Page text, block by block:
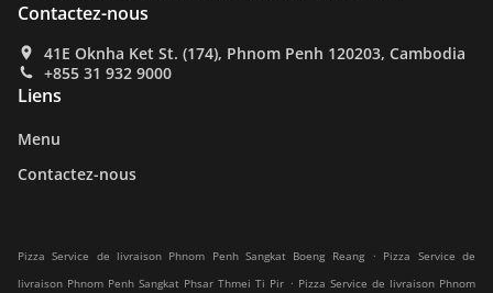
Contactez-nous
41E Oknha Ket St. (174), Phnom Penh 120203, Cambodia
+855 31 932 9000
Liens
Menu
Contactez-nous
Pizza Service de livraison Phnom Penh Sangkat Boeng Reang . Pizza Service de
livraison Phnom Penh Sangkat Phsar Thmei Ti Pir . Pizza Service de livraison Phnom